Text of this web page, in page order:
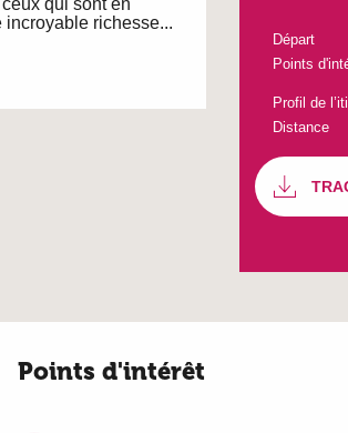
Départ
Points
Profil de
Distance
qui sont en
incroyable richesse...
Points d'intérêt